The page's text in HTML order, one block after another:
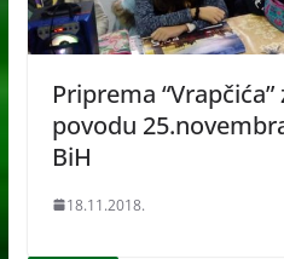
Priprema “Vrapčića”
povodu
BiH
18.11.2018.